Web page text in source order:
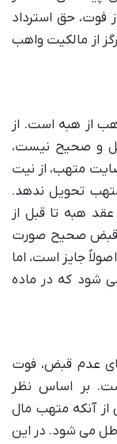
فوت، حق استرداد
از مالکیت واهب
از هبه است. از
و صحیح نیست،
متهب، از نیت
تحویل ندهد.
هبه تا قبل از
قبض صحیح صورت
جایز است، اما
شود که در ماده
عدم قبض، فوت
بر اساس نظر
از آنکه متهب مال
می شود. در این